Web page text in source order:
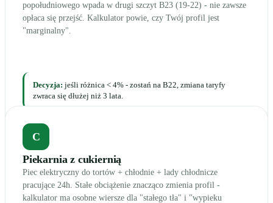
popołudniowego wpada w drugi szczyt B23 (19-22) - nie zawsze
opłaca się przejść. Kalkulator powie, czy Twój profil jest
"marginalny".
Decyzja: jeśli różnica < 4% - zostań na B22, zmiana taryfy
zwraca się dłużej niż 3 lata.
C
Piekarnia z cukiernią
Piec elektryczny do tortów + chłodnie + lady chłodnicze
pracujące 24h. Stałe obciążenie znacząco zmienia profil -
kalkulator ma osobne wiersze dla "stałego tła" i "wypieku